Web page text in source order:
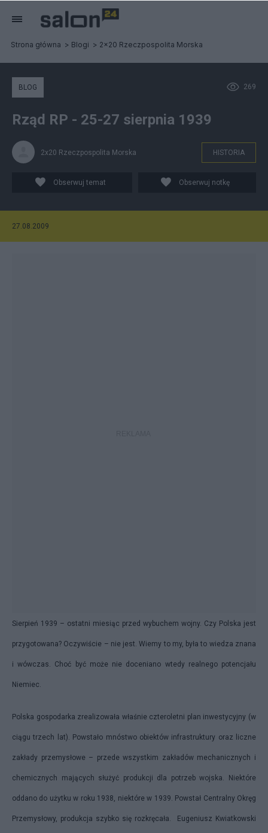
Strona główna Blogi 2x20 Rzeczpospolita Morska
269
BLOG
Rząd RP - 25-27 sierpnia 1939
2x20 Rzeczpospolita Morska HISTORIA
Obserwuj temat Obserwuj notkę
27.08.2009
Sierpień 1939 – ostatni miesiąc przed wybuchem wojny. Czy Polska jest
przygotowana? Oczywiście – nie jest. Wiemy to my, była to wiedza znana
i wówczas. Choć być może nie doceniano wtedy realnego potencjału
Niemiec.
Polska gospodarka zrealizowała właśnie czteroletni plan inwestycyjny (w
ciągu trzech lat). Powstało mnóstwo obiektów infrastruktury oraz liczne
zakłady przemysłowe – przede wszystkim zakładów mechanicznych i
chemicznych mających służyć produkcji dla potrzeb wojska. Niektóre
oddano do użytku w roku 1938, niektóre w 1939. Powstał Centralny Okręg
Przemysłowy, produkcja szybko się rozkręcała. Eugeniusz Kwiatkowski